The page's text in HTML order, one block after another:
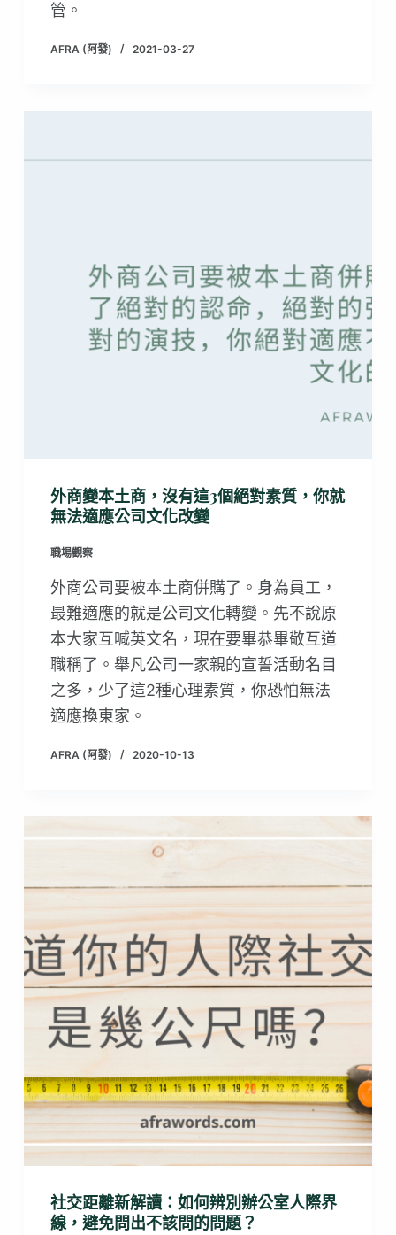
管。
AFRA (阿發) 2021-03-27
外商變本土商，沒有這3個絕對素質，你就
無法適應公司文化改變
職場觀察
外商公司要被本土商併購了。身為員工，
最難適應的就是公司文化轉變。先不說原
本大家互喊英文名，現在要畢恭畢敬互道
職稱了。舉凡公司一家親的宣誓活動名目
之多，少了這2種心理素質，你恐怕無法
適應換東家。
AFRA (阿發) 2020-10-13
社交距離新解讀：如何辨別辦公室人際界
線，避免問出不該問的問題？